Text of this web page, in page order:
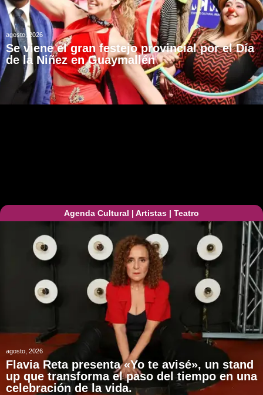
agosto, 2026
Se viene el gran festejo provincial por el Día
de la Niñez en Guaymallén
Agenda Cultural | Artistas | Teatro
agosto, 2026
Flavia Reta presenta «Yo te avisé», un stand
up que transforma el paso del tiempo en una
celebración de la vida.